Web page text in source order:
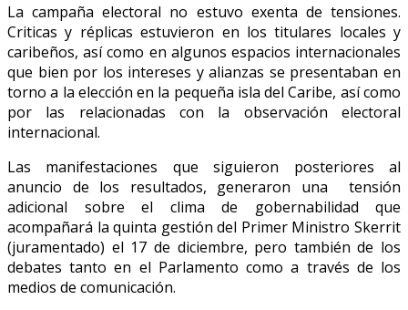
La campaña electoral no estuvo exenta de tensiones.
Criticas y réplicas estuvieron en los titulares locales y
caribeños, así como en algunos espacios internacionales
que bien por los intereses y alianzas se presentaban en
torno a la elección en la pequeña isla del Caribe, así como
por las relacionadas con la observación electoral
internacional.
Las manifestaciones que siguieron posteriores al
anuncio de los resultados, generaron una tensión
adicional sobre el clima de gobernabilidad que
acompañará la quinta gestión del Primer Ministro Skerrit
(juramentado) el 17 de diciembre, pero también de los
debates tanto en el Parlamento como a través de los
medios de comunicación.